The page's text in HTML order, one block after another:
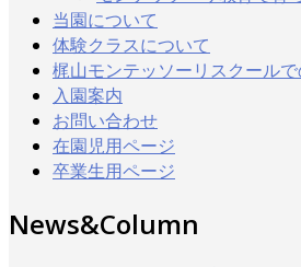
当園について
体験クラスについて
梶山モンテッソーリスクール
入園案内
お問い合わせ
在園児用ページ
卒業生用ページ
News&Column